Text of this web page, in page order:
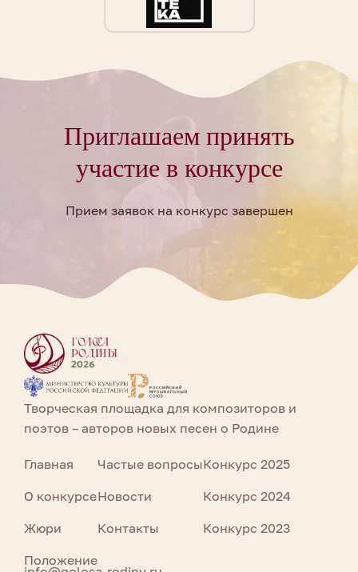
Приглашаем принять
участие в конкурсе
Прием заявок на конкурс завершен
Творческая площадка для композиторов и
поэтов – авторов новых песен о Родине
Главная
О конкурсе
Жюри
Положение
Частые вопросы
Новости
Контакты
Конкурс 2025
Конкурс 2024
Конкурс 2023